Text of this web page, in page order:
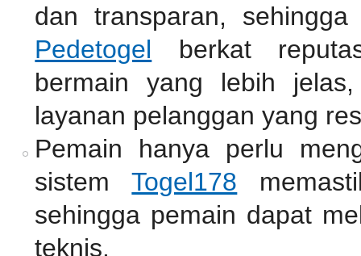
dan transparan,
Pedetogel berkat
bermain yang lebih
layanan pelanggan yang
Pemain hanya perlu
sistemTogel178
sehingga pemain dapat
teknis.